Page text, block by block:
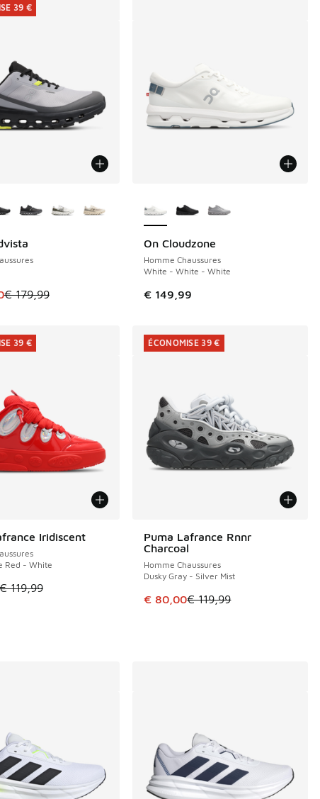
€ 119,99 à € 70,00
est en promotion. Prix en baisse de € 179,99 à € 140,00
€ 179,99
39 €
39 €
On Cloudzone
Homme Chaussures
White - White - White
€ 149,99
Iridiscent
Red - White
est en promotion. Prix en baisse de € 119,99 à € 80,00
119,99
39 €
39 €
Puma Lafrance Rnnr
Charcoal
Homme Chaussures
Dusky Gray - Silver Mist
Cet article est en promotion.
€ 80,00€ 119,99
ÉCONOMISE 39 €
ÉCONOMISE 39 €